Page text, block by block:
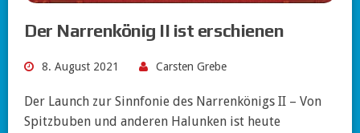
Der Narrenkönig II ist erschienen
8. August 2021 Carsten Grebe
Der Launch zur Sinnfonie des Narrenkönigs II – Von
Spitzbuben und anderen Halunken ist heute